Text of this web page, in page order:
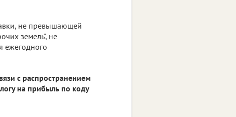
не превышающей
земель", не
ежегодного
с распространением
на прибыль по коду